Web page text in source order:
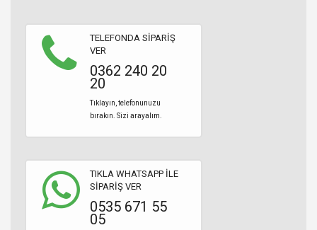
TELEFONDA SİPARİŞ
VER
0362 240 20
20
Tıklayın, telefonunuzu
bırakın. Sizi arayalım.
TIKLA WHATSAPP İLE
SİPARİŞ VER
0535 671 55
05